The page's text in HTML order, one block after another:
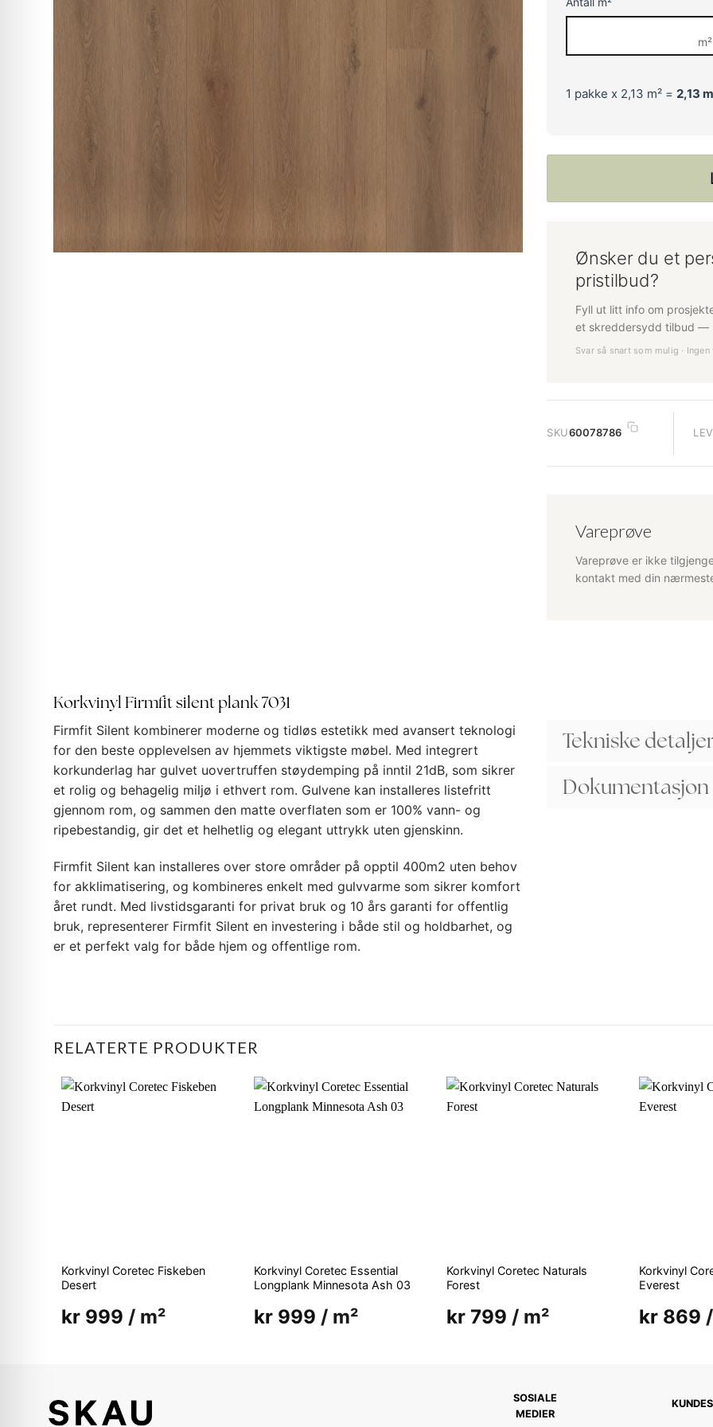
m²
1 pakke x 2,13 m² = 2,13
Ønsker du et
pristilbud?
Fyll ut litt info om
et skreddersydd tilbud —
Svar så snart som mulig ·
SKU60078786
Vareprøve
Vareprøve er ikke
kontakt med din
Korkvinyl Firmfit silent plank 7031
Firmfit Silent kombinerer moderne og tidløs estetikk med avansert teknologi
for den beste opplevelsen av hjemmets viktigste møbel. Med integrert
korkunderlag har gulvet uovertruffen støydemping på inntil 21dB, som sikrer
et rolig og behagelig miljø i ethvert rom. Gulvene kan installeres listefritt
gjennom rom, og sammen den matte overflaten som er 100% vann- og
ripebestandig, gir det et helhetlig og elegant uttrykk uten gjenskinn.
Firmfit Silent kan installeres over store områder på opptil 400m2 uten behov
for akklimatisering, og kombineres enkelt med gulvvarme som sikrer komfort
året rundt. Med livstidsgaranti for privat bruk og 10 års garanti for offentlig
bruk, representerer Firmfit Silent en investering i både stil og holdbarhet, og
er et perfekt valg for både hjem og offentlige rom.
Tekniske
Dokumentasjon
RELATERTE PRODUKTER
Korkvinyl Coretec Fiskeben
Desert
kr999 / m²
Korkvinyl Coretec Essential
Longplank Minnesota Ash 03
kr999 / m²
Korkvinyl Coretec Naturals
Forest
kr799 / m²
Korkvinyl
Everest
kr869
SOSIALE
MEDIER